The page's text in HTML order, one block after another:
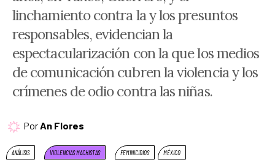
linchamiento contra la y los presuntos
responsables, evidencian la
espectacularización con la que los medios
de comunicación cubren la violencia y los
crímenes de odio contra las niñas.
PorAn Flores
ANÁLISIS VIOLENCIAS MACHISTAS FEMINICIDIOS MÉXICO